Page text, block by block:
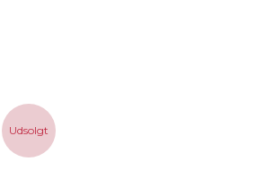
Udsolgt